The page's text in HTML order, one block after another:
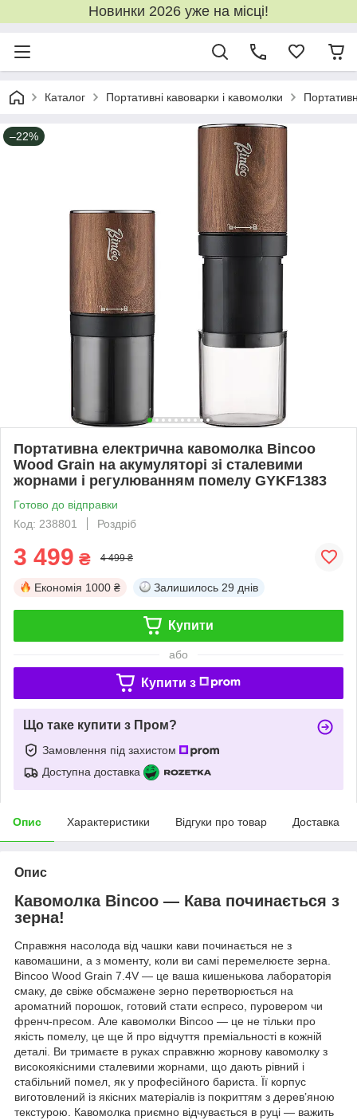
Новинки 2026 уже на місці!
Каталог Портативні кавоварки і кавомолки
–22%
Портативна електрична кавомолка Bincoo
Wood Grain на акумуляторі зі сталевими
жорнами і регулюванням помелу GYKF1383
Готово до відправки
Код: 238801
Роздріб
3 499 ₴ 4 499 ₴
Економія 1000 ₴ Залишилось 29 днів
Купити
або
Купити з
Що таке купити з Пром?
Замовлення під захистом
Доступна доставка
Опис Характеристики Відгуки про товар Доставка
Опис
Кавомолка Bincoo — Кава починається з
зерна!
Справжня насолода від чашки кави починається не з
кавомашини, а з моменту, коли ви самі перемелюєте зерна.
Bincoo Wood Grain 7.4V — це ваша кишенькова лабораторія
смаку, де свіже обсмажене зерно перетворюється на
ароматний порошок, готовий стати еспресо, пуровером чи
френч-пресом. Але кавомолки Bincoo — це не тільки про
якість помелу, це ще й про відчуття преміальності в кожній
деталі. Ви тримаєте в руках справжню жорнову кавомолку з
високоякісними сталевими жорнами, що дають рівний і
стабільний помел, як у професійного бариста. Її корпус
виготовлений із якісних матеріалів із покриттям з дерев’яною
текстурою. Кавомолка приємно відчувається в руці — важить